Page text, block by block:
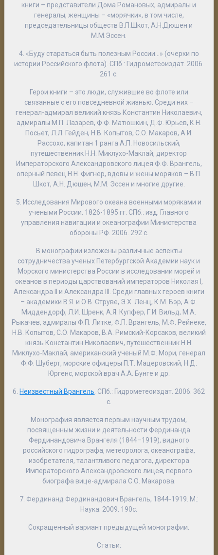
книги – представители Дома Романовых, адмиралы и
генералы, женщины – «морячки», в том числе,
председательницы обществ В.П.Шкот, А.Н.Дюшен и
М.М.Эссен.
4. «Буду стараться быть полезным России…» (очерки по
истории Российского флота). СПб.: Гидрометеоиздат. 2006.
261 с.
Герои книги – это люди, служившие во флоте или
связанные с его повседневной жизнью. Среди них –
генерал-адмирал великий князь Константин Николаевич,
адмиралы М.П. Лазарев, Ф.Ф. Матюшкин, Д.Ф. Юрьев, К.Н.
Посьет, Л.Л. Гейден, Н.В. Копытов, С.О. Макаров, А.И.
Рассохо, капитан 1 ранга А.П. Новосильский,
путешественник Н.Н. Миклухо-Маклай, директор
Императорского Александровского лицея Ф.Ф. Врангель,
оперный певец Н.Н. Фигнер, вдовы и жены моряков – В.П.
Шкот, А.Н. Дюшен, М.М. Эссен и многие другие.
5. Исследования Мирового океана военными моряками и
учеными России. 1826-1895 гг. СПб.: изд. Главного
управления навигации и океанографии Министерства
обороны РФ. 2006. 292 с.
В монографии изложены различные аспекты
сотрудничества ученых Петербургской Академии наук и
Морского министерства России в исследовании морей и
океанов в периоды царствований императоров Николая I,
Александра II и Александра III. Среди главных героев книги
– академики В.Я. и О.В. Струве, Э.Х. Ленц, К.М. Бэр, А.Ф.
Миддендорф, Л.И. Шренк, А.Я. Купфер, Г.И. Вильд, М.А.
Рыкачев, адмиралы Ф.П. Литке, Ф.П. Врангель, М.Ф. Рейнеке,
Н.В. Копытов, С.О. Макаров, В.А. Римский-Корсаков, великий
князь Константин Николаевич, путешественник Н.Н.
Миклухо-Маклай, американский ученый М.Ф. Мори, генерал
Ф.Ф. Шуберт, морские офицеры П.Т. Мацеровский, Н.Д.
Юргенс, морской врач А.А. Бунге и др.
6. Неизвестный Врангель. СПб.: Гидрометеоиздат. 2006. 362
с.
Монография является первым научным трудом,
посвященным жизни и деятельности Фердинанда
Фердинандовича Врангеля (1844–1919), видного
российского гидрографа, метеоролога, океанографа,
изобретателя, талантливого педагога, директора
Императорского Александровского лицея, первого
биографа вице-адмирала С.О. Макарова.
7. Фердинанд Фердинандович Врангель, 1844-1919. М.:
Наука. 2009. 190с.
Сокращенный вариант предыдущей монографии.
Статьи: